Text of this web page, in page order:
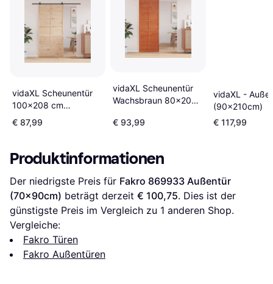
vidaXL Scheunentür
100x208 cm
Massivholz Kiefer
Braun Außentür
€ 87,99
vidaXL Scheunentür
Wachsbraun 80x208
Außentür S 0502-
€ 93,99
vidaXL -
(90x210cm)
€ 117,99
Produktinformationen
Der niedrigste Preis für Fakro 869933 Außentür
(70x90cm) beträgt derzeit € 100,75. Dies ist der
günstigste Preis im Vergleich zu 1 anderen Shop.
Vergleiche:
Fakro Türen
Fakro Außentüren